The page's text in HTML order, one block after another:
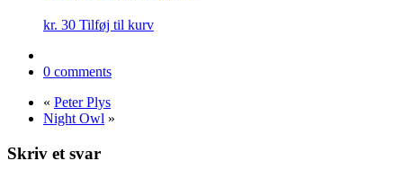
kr. 30 Tilføj til kurv
0 comments
« Peter Plys
Night Owl »
Skriv et svar